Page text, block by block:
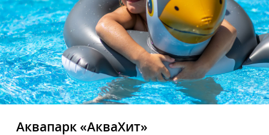
Аквапарк «АкваХит»